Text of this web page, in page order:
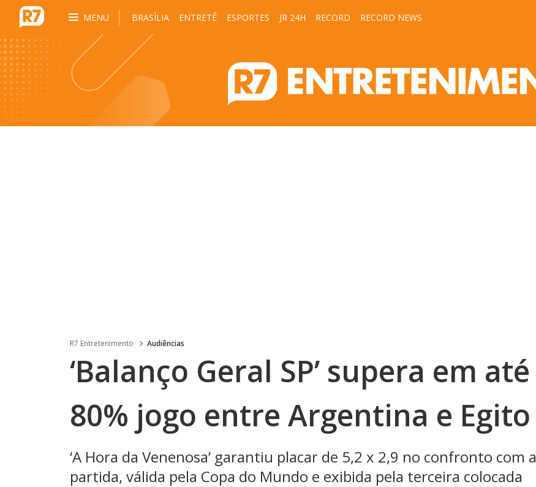
MENU BRASÍLIA ENTRETÊ ESPORTES JR 24H RECORD RECORD NEWS
R7 Entretenimento Audiências
‘Balanço Geral SP’ supera em até
80% jogo entre Argentina e Egito
‘A Hora da Venenosa’ garantiu placar de 5,2 x 2,9 no confronto com a
partida, válida pela Copa do Mundo e exibida pela terceira colocada